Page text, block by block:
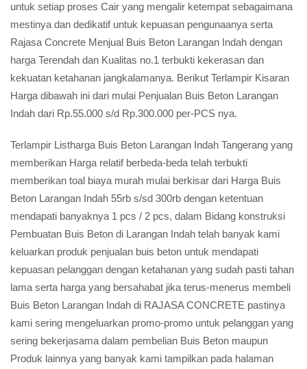
untuk setiap proses Cair yang mengalir ketempat sebagaimana
mestinya dan dedikatif untuk kepuasan pengunaanya serta
Rajasa Concrete Menjual Buis Beton Larangan Indah dengan
harga Terendah dan Kualitas no.1 terbukti kekerasan dan
kekuatan ketahanan jangkalamanya. Berikut Terlampir Kisaran
Harga dibawah ini dari mulai Penjualan Buis Beton Larangan
Indah dari Rp.55.000 s/d Rp.300.000 per-PCS nya.
Terlampir Listharga Buis Beton Larangan Indah Tangerang yang
memberikan Harga relatif berbeda-beda telah terbukti
memberikan toal biaya murah mulai berkisar dari Harga Buis
Beton Larangan Indah 55rb s/sd 300rb dengan ketentuan
mendapati banyaknya 1 pcs / 2 pcs, dalam Bidang konstruksi
Pembuatan Buis Beton di Larangan Indah telah banyak kami
keluarkan produk penjualan buis beton untuk mendapati
kepuasan pelanggan dengan ketahanan yang sudah pasti tahan
lama serta harga yang bersahabat jika terus-menerus membeli
Buis Beton Larangan Indah di RAJASA CONCRETE pastinya
kami sering mengeluarkan promo-promo untuk pelanggan yang
sering bekerjasama dalam pembelian Buis Beton maupun
Produk lainnya yang banyak kami tampilkan pada halaman